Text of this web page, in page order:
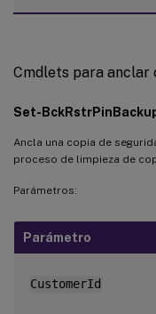
Cmdlets para anclar
Set-
Ancla una copia de
proceso de limpieza de
Parámetros:
Parámetro
CustomerId